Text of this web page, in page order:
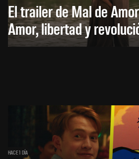
El trailer de Mal de
Amor, libertad y
HACE 1 DÍA